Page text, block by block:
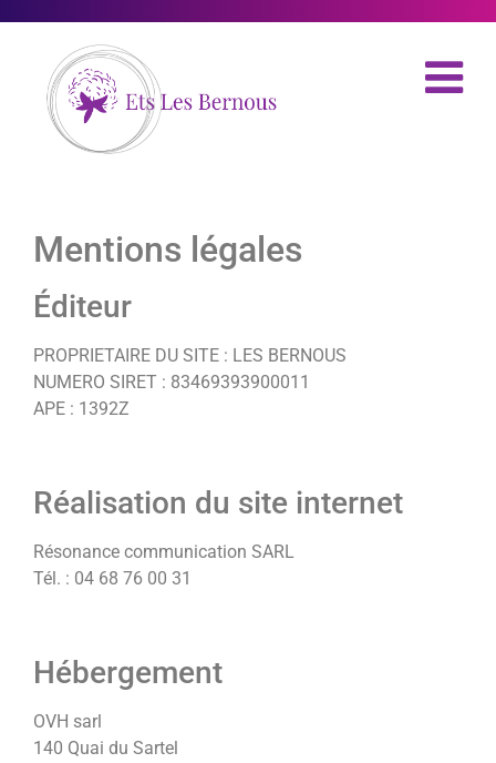
Mentions légales
Éditeur
PROPRIETAIRE DU SITE : LES BERNOUS
NUMERO SIRET : 83469393900011
APE : 1392Z
Réalisation du site internet
Résonance communication SARL
Tél. : 04 68 76 00 31
Hébergement
OVH sarl
140 Quai du Sartel